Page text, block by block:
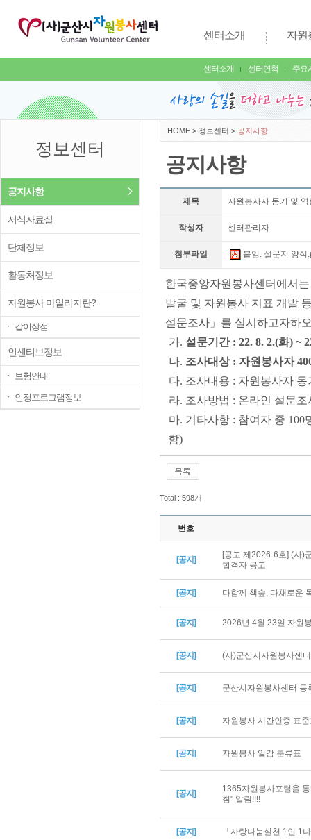
센터소개
센터소개 센터연혁 주요
자원
정보센터
공지사항
서식자료실
단체정보
활동처정보
자원봉사 마일리지란?
ㆍ 같이상점
인센티브정보
ㆍ 보험안내
ㆍ 인정프로그램정보
HOME > 정보센터 > 공지사항
공지사항
제목 자원봉사자 동기 및
작성자 센터관리자
첨부파일 붙임. 설문지 양식
한국중앙자원봉사센터에서
발굴 및 자원봉사 지표 개발
설문조사 」 를 실시하고자하
가.설문기간 : 22. 8. 2.(화) ~
나. 조사대상 :자원봉사자
다. 조사내용 : 자원봉사자
라. 조사방법 : 온라인 설문
마. 기타사항 : 참여자 중 100
함)
Total : 598개
번호
[공지]
[공고 제2026-6호] (사)
합격자 공고
[공지] 다함께 책숲, 다채로운
[공지] 2026년 4월 23일 자원
[공지] (사)군산시자원봉사센
[공지] 군산시자원봉사센터 등
[공지] 자원봉사 시간인증 표
[공지] 자원봉사 일감 분류표
[공지]
1365자원봉사포털을
침" 알림!!!!
[공지] 「사랑나눔실천 1인 1